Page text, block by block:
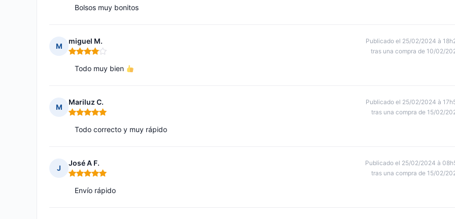
Bolsos muy bonitos
M
miguel M.
Nota: 4 de 5
Publicado el 25/02/2024 à
tras una compra de 10/02/
Todo muy bien
M
Mariluz C.
Nota: 5 de 5
Publicado el 25/02/2024 à
tras una compra de 15/02/
Todo correcto y muy rápido
J
José A F.
Nota: 5 de 5
Publicado el 25/02/2024 à
tras una compra de 15/02/
Envío rápido